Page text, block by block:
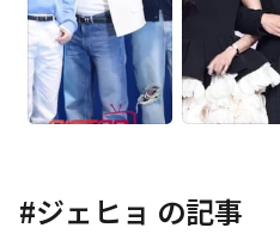
#ジェヒョ の記事